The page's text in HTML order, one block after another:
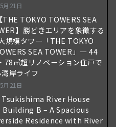
月21日
【THE TOKYO TOWERS SEA
】勝どきエリアを象徴する
規模タワー「THE TOKYO
SEA TOWER」― 44
78㎡超リノベーション住戸で
岸ライフ
月21日
Tsukishima River House
Building B – A Spacious
Residence with River